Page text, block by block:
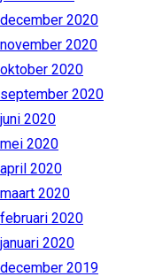
december 2020
november 2020
oktober 2020
september 2020
juni 2020
mei 2020
april 2020
maart 2020
februari 2020
januari 2020
december 2019